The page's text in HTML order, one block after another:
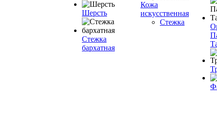
Шерсть
Стежка
бархатная
Кожа
искусственная
Стежка